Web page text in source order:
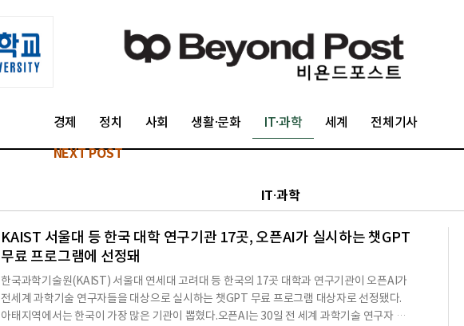
경제 정치 사회 생활·문화 IT·과학 세계 전체기사
NEXT POST
IT·과학
KAIST 서울대 등 한국 대학 연구기관 17곳, 오픈AI가 실시하는 챗GPT
무료 프로그램에 선정돼
한국과학기술원(KAIST) 서울대 연세대 고려대 등 한국의 17곳 대학과 연구기관이 오픈AI가
전세계 과학기술 연구자들을 대상으로 실시하는 챗GPT 무료 프로그램 대상자로 선정됐다.
아태지역에서는 한국이 가장 많은 기관이 뽑혔다.오픈AI는 30일 전 세계 과학기술 연구자 최